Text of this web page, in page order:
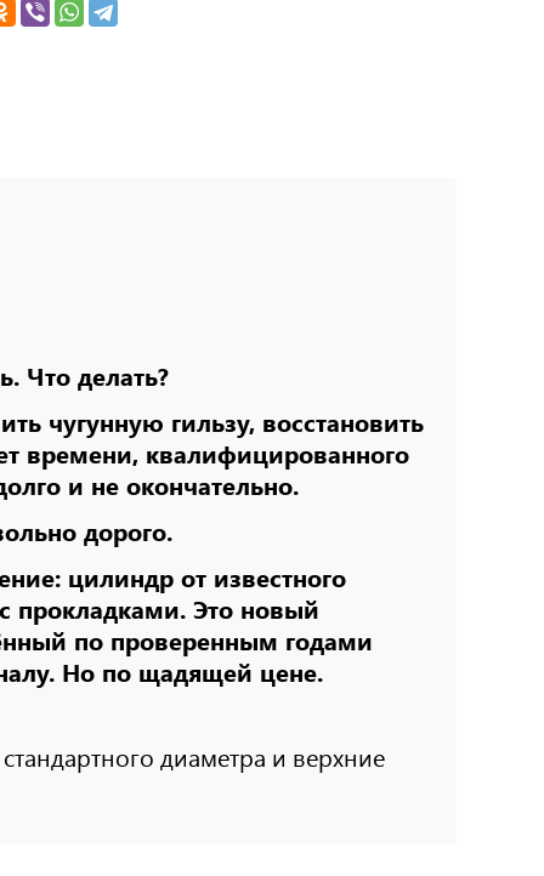
Что делать?
чугунную гильзу, восстановить
времени, квалифицированного
и не окончательно.
дорого.
цилиндр от известного
прокладками. Это новый
по проверенным годами
Но по щадящей цене.
диаметра и верхние